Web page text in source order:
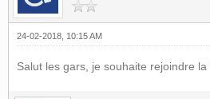
24-02-2018, 10:15 AM
Salut les gars, je souhaite rejoindre la